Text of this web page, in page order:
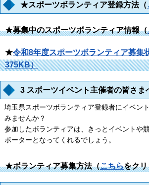
★スポーツボランティア登録方法（
★募集中のスポーツボランティア情報（
★令和8年度スポーツボランティア募集
375KB）
3 スポーツイベント主催者の皆さま
埼玉県スポーツボランティア登録者にイベン
みませんか？
参加したボランティアは、きっとイベントや
ポーターとなってくれるでしょう。
★ボランティア募集方法（こちらをク